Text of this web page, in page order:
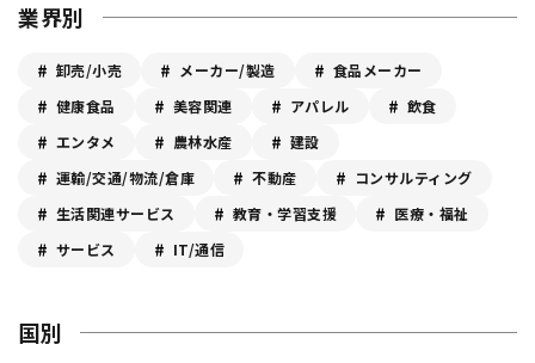
業界別
卸売/小売 メーカー/製造
食品メーカー
健康食品
美容関連 アパレル
飲食
エンタメ
農林水産
建設
運輸/交通/物流/倉庫
不動産
コンサルティング
生活関連サービス
教育・学習支援
医療・福祉
サービス
IT/通信
国別